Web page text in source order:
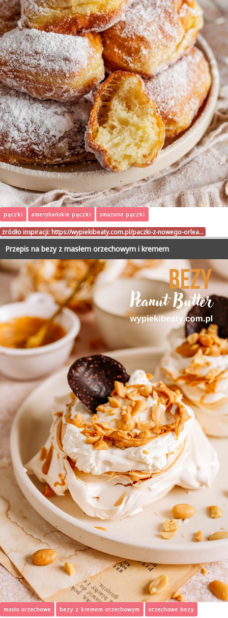
pączki amerykańskie pączki smażone pączki
źródło inspiracji: https://wypiekibeaty.com.pl/paczki-z-nowego-orlea…
Przepis na bezy z masłem orzechowym i kremem
masło orzechowe bezy z kremem orzechowym orzechowe bezy